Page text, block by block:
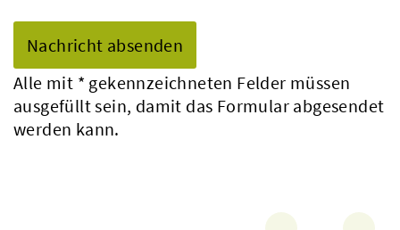
Alle mit * gekennzeichneten Felder müssen
ausgefüllt sein, damit das Formular abgesendet
werden kann.